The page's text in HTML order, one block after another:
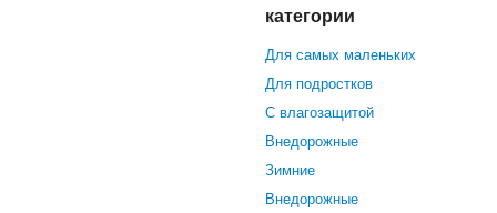
категории
Для самых маленьких
Для подростков
С влагозащитой
Внедорожные
Зимние
Внедорожные